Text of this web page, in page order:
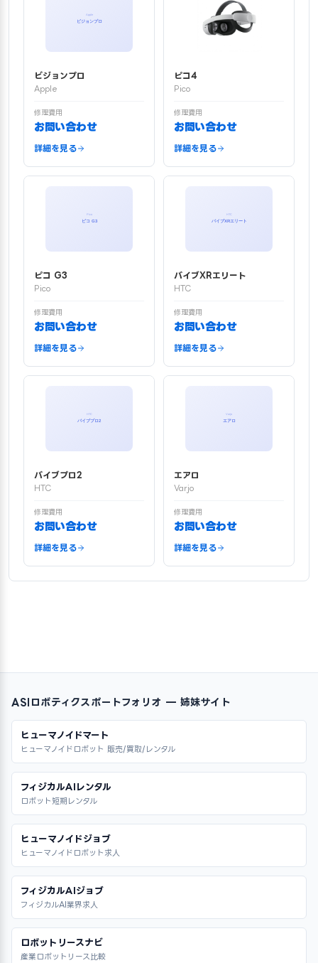
ビジョンプロ
Apple
修理費用
お問い合わせ
詳細を見る
ピコ4
Pico
修理費用
お問い合わせ
詳細を見る
ピコ G3
Pico
修理費用
お問い合わせ
詳細を見る
バイブXRエリート
HTC
修理費用
お問い合わせ
詳細を見る
バイブプロ2
HTC
修理費用
お問い合わせ
詳細を見る
エアロ
Varjo
修理費用
お問い合わせ
詳細を見る
ASIロボティクスポートフォリオ — 姉妹サイト
ヒューマノイドマート
ヒューマノイドロボット 販売/買取/レンタル
フィジカルAIレンタル
ロボット短期レンタル
ヒューマノイドジョブ
ヒューマノイドロボット求人
フィジカルAIジョブ
フィジカルAI業界求人
ロボットリースナビ
産業ロボットリース比較